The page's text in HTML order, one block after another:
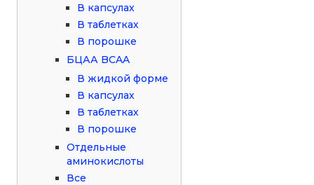
В капсулах
В таблетках
В порошке
БЦАА BCAA
В жидкой форме
В капсулах
В таблетках
В порошке
Отдельные
аминокислоты
Все